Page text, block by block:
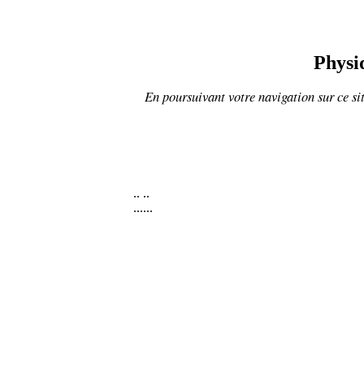
En poursuivant votre navigation sur ce
.. ..
......